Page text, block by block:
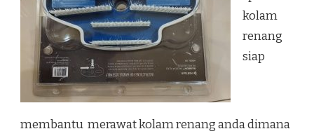
kolam
renang
siap
membantu merawat kolam renang anda dimana